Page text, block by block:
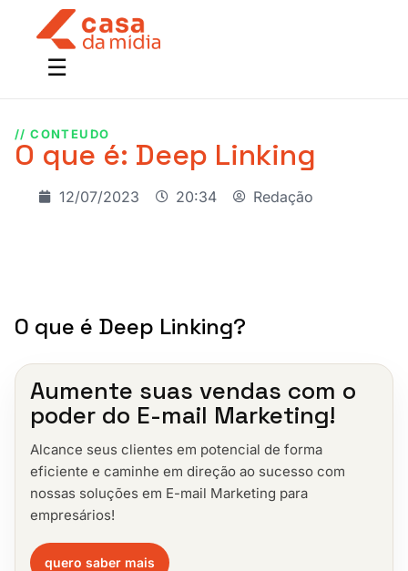
// CONTEUDO
O que é: Deep Linking
12/07/2023 20:34 Redação
O que é Deep Linking?
Aumente suas vendas com o
poder do E-mail Marketing!
Alcance seus clientes em potencial de forma
eficiente e caminhe em direção ao sucesso com
nossas soluções em E-mail Marketing para
empresários!
quero saber mais